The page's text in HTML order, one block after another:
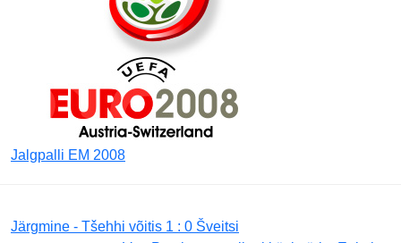
Jalgpalli EM 2008
Järgmine - Tšehhi võitis 1 : 0 Šveitsi